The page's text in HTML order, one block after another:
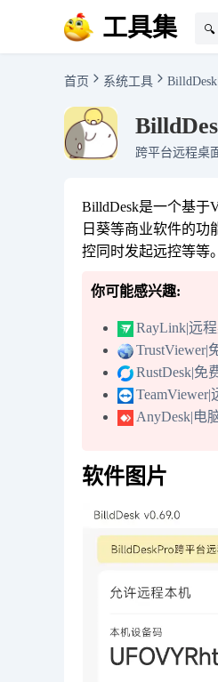
工具集 🔍
首页 系统工具
跨平台远程桌
BilldDesk是一个基于
日葵等商业软件的
控同时发起远控等等
你可能感兴趣:
RayLink|远
TrustViewer|
RustDesk|免
AnyDesk|电
软件图片